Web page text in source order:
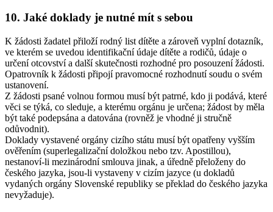
10. Jaké doklady je nutné mít s sebou
K žádosti žadatel přiloží rodný list dítěte a zároveň vyplní dotazník,
ve kterém se uvedou identifikační údaje dítěte a rodičů, údaje o
určení otcovství a další skutečnosti rozhodné pro posouzení žádosti.
Opatrovník k žádosti připojí pravomocné rozhodnutí soudu o svém
ustanovení.
Z žádosti psané volnou formou musí být patrné, kdo ji podává, které
věci se týká, co sleduje, a kterému orgánu je určena; žádost by měla
být také podepsána a datována (rovněž je vhodné ji stručně
odůvodnit).
Doklady vystavené orgány cizího státu musí být opatřeny vyšším
ověřením (superlegalizační doložkou nebo tzv. Apostillou),
nestanoví-li mezinárodní smlouva jinak, a úředně přeloženy do
českého jazyka, jsou-li vystaveny v cizím jazyce (u dokladů
vydaných orgány Slovenské republiky se překlad do českého jazyka
nevyžaduje).